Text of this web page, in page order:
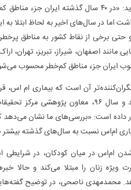
می‌گوید: «در ۴۰ سال گذشته ایران
اما در سال‌های اخیر به لحاظ ابتلا
حتی برخی از نقاط کشور به مناطق
مانند اصفهان، شیراز، تبریز، تهران،
ایران جزء مناطق کم‌خطر محسوب
آن است که بیماری ام اس،
می‌کند و سال ۹۶، معاون پژوهشی
داده است: «بررسی‌های ما نشان می‌دهد
ام‌اس نسبت به سال‌های گذشته
ام‌اس در میان کودکان، در شرایطی
ویژه زنان را مبتلا می‌کند و حالا